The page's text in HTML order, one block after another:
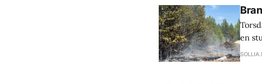
en